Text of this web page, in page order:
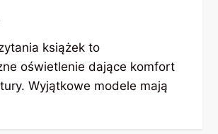
książek to
oświetlenie dające komfort
Wyjątkowe modele mają